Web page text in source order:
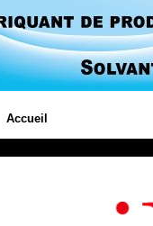
Accueil